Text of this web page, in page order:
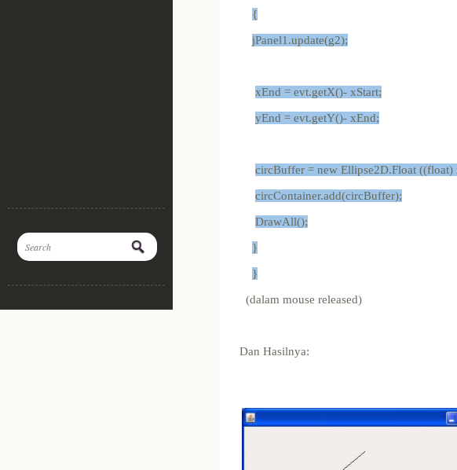
{
jPanel1.update(g2);
xEnd = evt.getX()- xStart;
yEnd = evt.getY()- xEnd;
circBuffer = new Ellipse2D.Float
circContainer.add(circBuffer);
DrawAll();
}
}
(dalam mouse released)
Dan Hasilnya: